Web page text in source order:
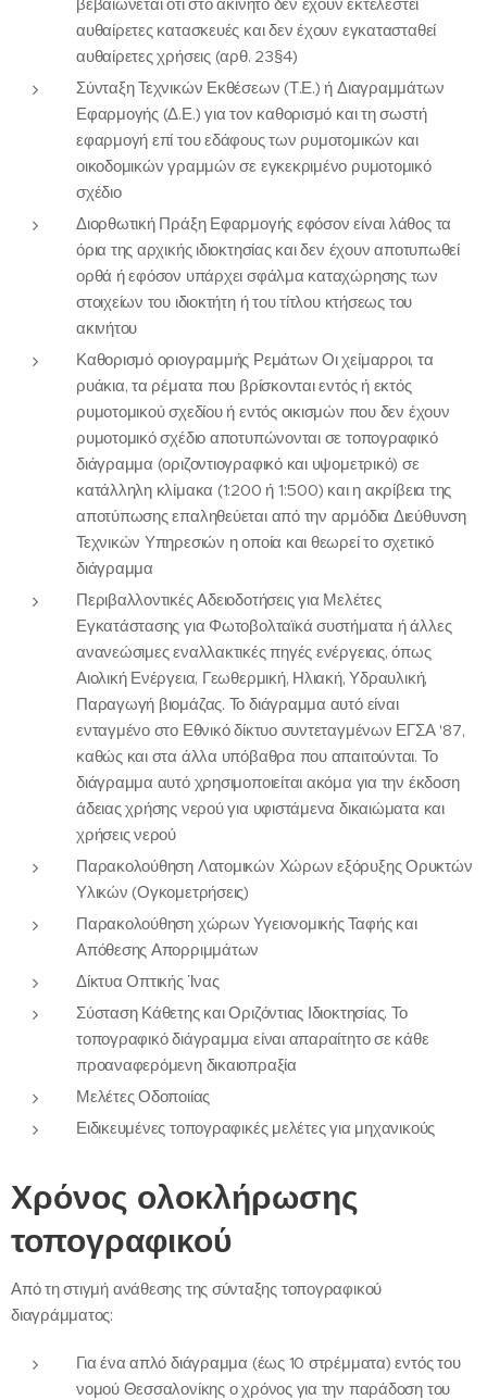
αυθαίρετες κατασκευές και δεν έχουν εγκατασταθεί
αυθαίρετες χρήσεις (αρθ. 23§4)
Σύνταξη Τεχνικών Εκθέσεων (Τ.Ε.) ή Διαγραμμάτων
Εφαρμογής (Δ.Ε.) για τον καθορισμό και τη σωστή
εφαρμογή επί του εδάφους των ρυμοτομικών και
οικοδομικών γραμμών σε εγκεκριμένο ρυμοτομικό
σχέδιο
Διορθωτική Πράξη Εφαρμογής εφόσον είναι λάθος τα
όρια της αρχικής ιδιοκτησίας και δεν έχουν αποτυπωθεί
ορθά ή εφόσον υπάρχει σφάλμα καταχώρησης των
στοιχείων του ιδιοκτήτη ή του τίτλου κτήσεως του
ακινήτου
Καθορισμό οριογραμμής Ρεμάτων Οι χείμαρροι, τα
ρυάκια, τα ρέματα που βρίσκονται εντός ή εκτός
ρυμοτομικού σχεδίου ή εντός οικισμών που δεν έχουν
ρυμοτομικό σχέδιο αποτυπώνονται σε τοπογραφικό
διάγραμμα (οριζοντιογραφικό και υψομετρικό) σε
κατάλληλη κλίμακα (1:200 ή 1:500) και η ακρίβεια της
αποτύπωσης επαληθεύεται από την αρμόδια Διεύθυνση
Τεχνικών Υπηρεσιών η οποία και θεωρεί το σχετικό
διάγραμμα
Περιβαλλοντικές Αδειοδοτήσεις για Μελέτες
Εγκατάστασης για Φωτοβολταϊκά συστήματα ή άλλες
ανανεώσιμες εναλλακτικές πηγές ενέργειας, όπως
Αιολική Ενέργεια, Γεωθερμική, Ηλιακή, Υδραυλική,
Παραγωγή βιομάζας. Το διάγραμμα αυτό είναι
ενταγμένο στο Εθνικό δίκτυο συντεταγμένων ΕΓΣΑ '87,
καθώς και στα άλλα υπόβαθρα που απαιτούνται. Το
διάγραμμα αυτό χρησιμοποιείται ακόμα για την έκδοση
άδειας χρήσης νερού για υφιστάμενα δικαιώματα και
χρήσεις νερού
Παρακολούθηση Λατομικών Χώρων εξόρυξης Ορυκτών
Υλικών (Ογκομετρήσεις)
Παρακολούθηση χώρων Υγειονομικής Ταφής και
Απόθεσης Απορριμμάτων
Δίκτυα Οπτικής Ίνας
Σύσταση Κάθετης και Οριζόντιας Ιδιοκτησίας. Το
τοπογραφικό διάγραμμα είναι απαραίτητο σε κάθε
προαναφερόμενη δικαιοπραξία
Μελέτες Οδοποιίας
Ειδικευμένες τοπογραφικές μελέτες για μηχανικούς
Χρόνος ολοκλήρωσης
τοπογραφικού
Από τη στιγμή ανάθεσης της σύνταξης τοπογραφικού
διαγράμματος:
Για ένα απλό διάγραμμα (έως 10 στρέμματα) εντός του
νομού Θεσσαλονίκης ο χρόνος για την παράδοση του